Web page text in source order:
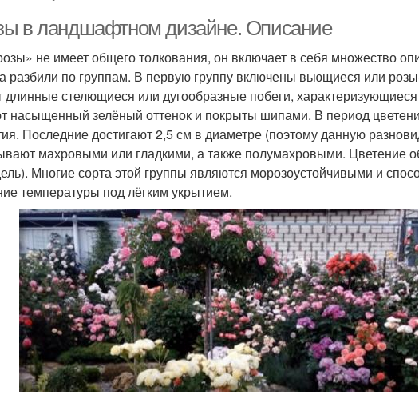
в ландшафтном дизайне. Описание
не имеет общего толкования, он включает в себя множество
разбили по группам. В первую группу включены вьющиеся или
длинные стелющиеся или дугообразные побеги,
насыщенный зелёный оттенок и покрыты шипами. В период
Последние достигают 2,5 см в диаметре (поэтому данную
махровыми или гладкими, а также полумахровыми. Цветение
Многие сорта этой группы являются морозоустойчивыми и
температуры под лёгким укрытием.